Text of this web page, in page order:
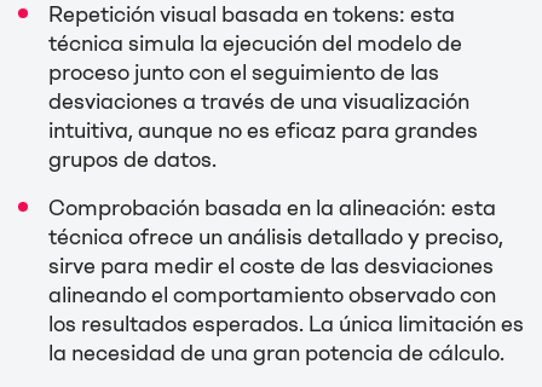
Repetición visual basada en tokens: esta
técnica simula la ejecución del modelo de
proceso junto con el seguimiento de las
desviaciones a través de una visualización
intuitiva, aunque no es eficaz para grandes
grupos de datos.
Comprobación basada en la alineación: esta
técnica ofrece un análisis detallado y preciso,
sirve para medir el coste de las desviaciones
alineando el comportamiento observado con
los resultados esperados. La única limitación es
la necesidad de una gran potencia de cálculo.